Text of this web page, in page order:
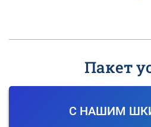
Пакет
С НАШИМ